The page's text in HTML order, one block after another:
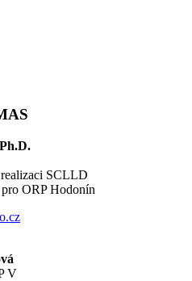
realizaci SCLLD
ORP Hodonín
V